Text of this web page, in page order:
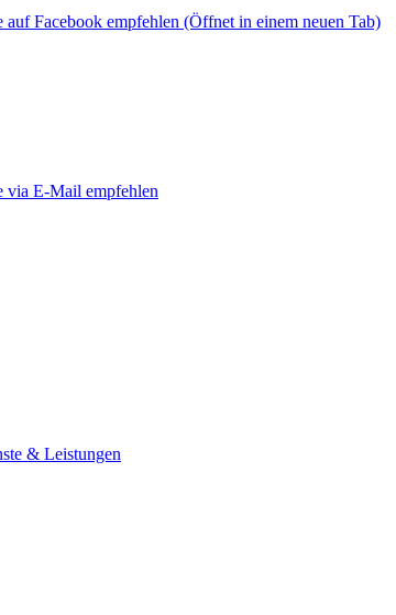
auf Facebook empfehlen (Öffnet in einem neuen Tab)
via E-Mail empfehlen
& Leistungen